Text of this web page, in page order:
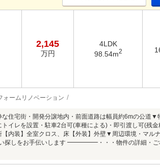
2,145
万円
4LDK
98.54m2
ォームリノベーション
住宅街・開発分譲地内・前面道路は幅員約6mの公道▼
イレを設置・駐車2台可(車種による)・即引渡し可(残
内装】全室クロス、床【外装】外壁▼周辺環境・マル
探しをお手伝いします ━━━━━・・・物件の詳細・ご